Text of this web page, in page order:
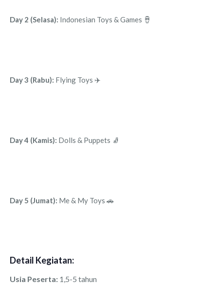
Day 2 (Selasa): Indonesian Toys & Games 🪘
Day 3 (Rabu): Flying Toys ✈️
Day 4 (Kamis): Dolls & Puppets 🧦
Day 5 (Jumat): Me & My Toys 🚗
Detail Kegiatan:
Usia Peserta: 1,5-5 tahun